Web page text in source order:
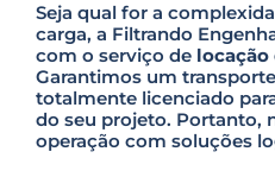
Seja qual for a
carga, a Filtrando
com o serviço de locação
Garantimos um
totalmente licenciado
do seu projeto. Portanto,
operação com soluções